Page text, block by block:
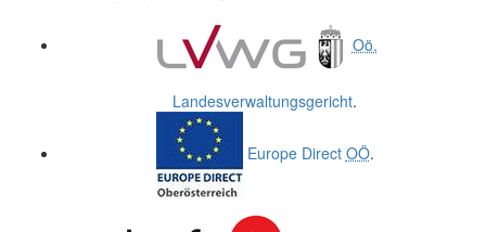
Oö.
Landesverwaltungsgericht.
Europe Direct OÖ.